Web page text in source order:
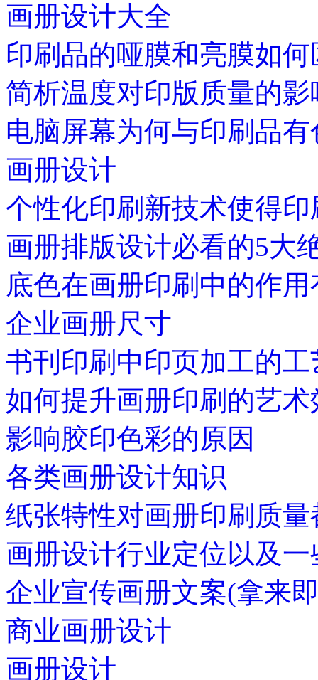
画册设计大全
印刷品的哑膜和亮膜如何
简析温度对印版质量的影
电脑屏幕为何与印刷品有
画册设计
个性化印刷新技术使得
画册排版设计必看的5大
底色在画册印刷中的作
企业画册尺寸
书刊印刷中印页加工的工
如何提升画册印刷的艺术
影响胶印色彩的原因
各类画册设计知识
纸张特性对画册印刷质
画册设计行业定位以及
企业宣传画册文案(拿来
商业画册设计
画册设计